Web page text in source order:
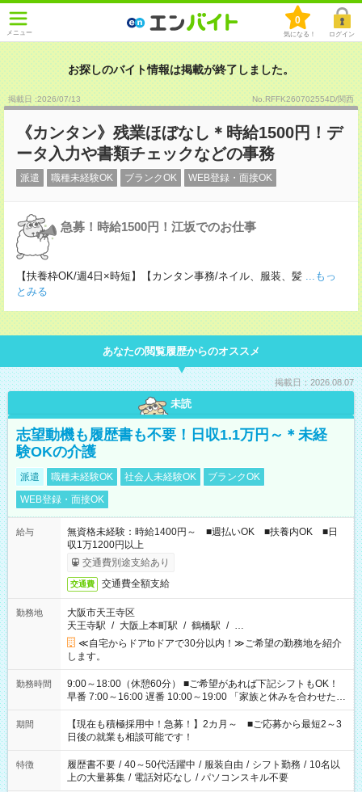
メニュー
0
気になる！ ログイン
お探しのバイト情報は掲載が終了しました。
掲載日 :2026/07/13 No.RFFK260702554D/関西
《カンタン》残業ほぼなし＊時給1500円！デ
ータ入力や書類チェックなどの事務
派遣 職種未経験OK ブランクOK WEB登録・面接OK
急募！時給1500円！江坂でのお仕事
【扶養枠OK/週4日×時短】【カンタン事務/ネイル、服装、髪 ...もっ
とみる
あなたの閲覧履歴からのオススメ
掲載日：2026.08.07
未読
志望動機も履歴書も不要！日収1.1万円～＊未経
験OKの介護
派遣 職種未経験OK 社会人未経験OK
ブランクOK
WEB登録・面接OK
給与
無資格未経験：時給1400円～ ■週払いOK ■扶養内OK ■日
収1万1200円以上
交通費別途支給あり
交通費 交通費全額支給
勤務地
大阪市天王寺区
天王寺駅 / 大阪上本町駅 / 鶴橋駅 / …
≪自宅からドアtoドアで30分以内！≫ご希望の勤務地を紹介
します。
勤務時間
9:00～18:00（休憩60分） ■ご希望があれば下記シフトもOK！
早番 7:00～16:00 遅番 10:00～19:00 「家族と休みを合わせた
い」 「余裕を持って夕飯の準備がしたい」 「できれば残業はし
たくない」 など、ご希望を教えてくださいね。 ※Wワーク希望
の方へ 今ご覧のお仕事で希望する勤務時間と、もう1つのお仕事
の勤務時間。 合計で週40時間を超える場合は応募できません。
期間
【現在も積極採用中！急募！】2カ月～ ■ご応募から最短2～3
日後の就業も相談可能です！
特徴 履歴書不要 / 40～50代活躍中 / 服装自由 / シフト勤務 / 10名以
上の大量募集 / 電話対応なし / パソコンスキル不要